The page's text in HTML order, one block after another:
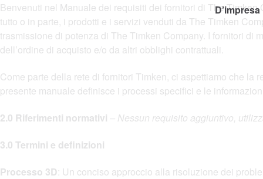
Benvenuti nel Manuale dei requisiti dei fornitori di The Timken
tutto o in parte, i prodotti e i servizi venduti da The Timken
trasmissione di potenza di The Timken Company. I fornitori di
dell’ordine di acquisto e/o da altri obblighi contrattuali.
Come parte della rete di fornitori Timken, ci aspettiamo che
presente manuale definisce i processi specifici e le
2.0 Riferimenti normativi – Nessun requisito aggiuntivo,
3.0 Termini e definizioni
Processo 3D: Un conciso approccio alla risoluzione dei